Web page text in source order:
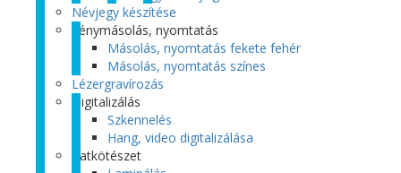
Névjegy készítése
Fénymásolás, nyomtatás
Másolás, nyomtatás fekete fehér
Másolás, nyomtatás színes
Lézergravírozás
Digitalizálás
Szkennelés
Hang, video digitalizálása
Iratkötészet